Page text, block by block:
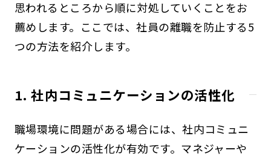
思われるところから順に対処していくことをお
薦めします。ここでは、社員の離職を防止する5
つの方法を紹介します。
1. 社内コミュニケーションの活性化
職場環境に問題がある場合には、社内コミュニ
ケーションの活性化が有効です。マネジャーや